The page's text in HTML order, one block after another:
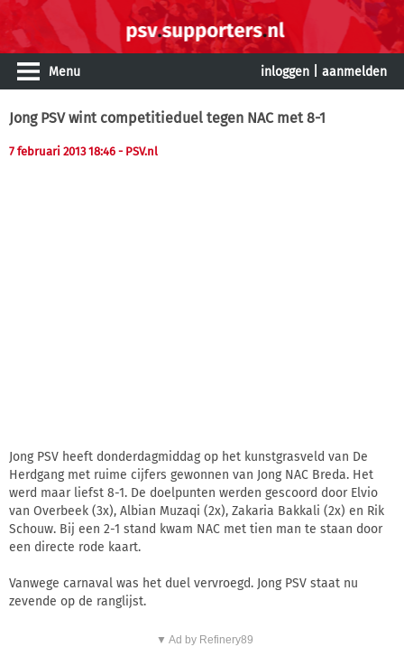
Menu inloggen aanmelden
Jong PSV wint competitieduel tegen NAC met 8-1
7 februari 2013 18:46 - PSV.nl
Jong PSV heeft donderdagmiddag op het kunstgrasveld van De
Herdgang met ruime cijfers gewonnen van Jong NAC Breda. Het
werd maar liefst 8-1. De doelpunten werden gescoord door Elvio
van Overbeek (3x), Albian Muzaqi (2x), Zakaria Bakkali (2x) en Rik
Schouw. Bij een 2-1 stand kwam NAC met tien man te staan door
een directe rode kaart.
Vanwege carnaval was het duel vervroegd. Jong PSV staat nu
zevende op de ranglijst.
▼ Ad by Refinery89